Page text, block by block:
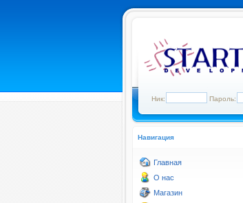
Ник: Пароль:
Навигация
Главная
О нас
Магазин